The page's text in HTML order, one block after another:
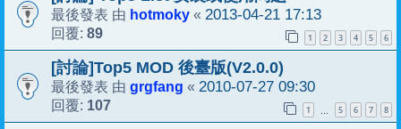
最後發表 由 hotmoky « 2013-04-21 17:13
回覆: 89 1 2 3 4 5 6
[討論]Top5 MOD 後臺版(V2.0.0)
最後發表 由 grgfang « 2010-07-27 09:30
回覆: 107 1 … 5 6 7 8